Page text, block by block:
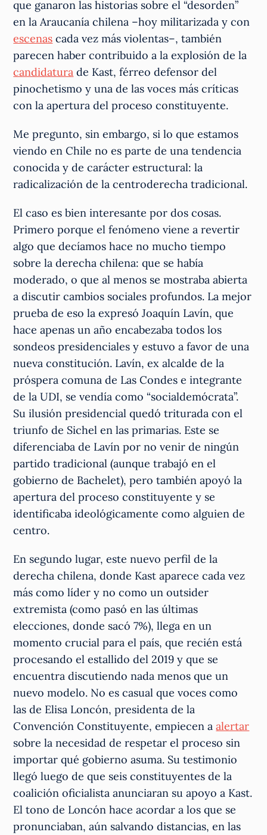
que ganaron las historias sobre el “desorden”
en la Araucanía chilena –hoy militarizada y con
escenas cada vez más violentas–, también
parecen haber contribuido a la explosión de la
candidatura de Kast, férreo defensor del
pinochetismo y una de las voces más críticas
con la apertura del proceso constituyente.
Me pregunto, sin embargo, si lo que estamos
viendo en Chile no es parte de una tendencia
conocida y de carácter estructural: la
radicalización de la centroderecha tradicional.
El caso es bien interesante por dos cosas.
Primero porque el fenómeno viene a revertir
algo que decíamos hace no mucho tiempo
sobre la derecha chilena: que se había
moderado, o que al menos se mostraba abierta
a discutir cambios sociales profundos. La mejor
prueba de eso la expresó Joaquín Lavín, que
hace apenas un año encabezaba todos los
sondeos presidenciales y estuvo a favor de una
nueva constitución. Lavín, ex alcalde de la
próspera comuna de Las Condes e integrante
de la UDI, se vendía como “socialdemócrata”.
Su ilusión presidencial quedó triturada con el
triunfo de Sichel en las primarias. Este se
diferenciaba de Lavín por no venir de ningún
partido tradicional (aunque trabajó en el
gobierno de Bachelet), pero también apoyó la
apertura del proceso constituyente y se
identificaba ideológicamente como alguien de
centro.
En segundo lugar, este nuevo perfil de la
derecha chilena, donde Kast aparece cada vez
más como líder y no como un outsider
extremista (como pasó en las últimas
elecciones, donde sacó 7%), llega en un
momento crucial para el país, que recién está
procesando el estallido del 2019 y que se
encuentra discutiendo nada menos que un
nuevo modelo. No es casual que voces como
las de Elisa Loncón, presidenta de la
Convención Constituyente, empiecen aalertar
sobre la necesidad de respetar el proceso sin
importar qué gobierno asuma. Su testimonio
llegó luego de que seis constituyentes de la
coalición oficialista anunciaran su apoyo a Kast.
El tono de Loncón hace acordar a los que se
pronunciaban, aún salvando distancias, en las